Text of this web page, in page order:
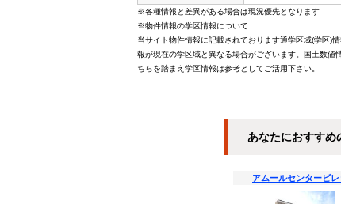
※各種情報と差異がある場合は現況優先となります
※物件情報の学区情報について
当サイト物件情報に記載されております通学区域(学区)
報が現在の学区域と異なる場合がございます。国土数
ちらを踏まえ学区情報は参考としてご活用下さい。
あなたにおすすめ
アムールセンタービ